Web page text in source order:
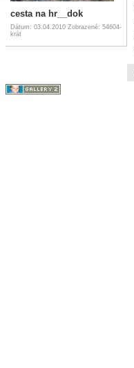
cesta na hr__dok
Dátum: 03.04.2010 Zobrazené: 54604-
krát